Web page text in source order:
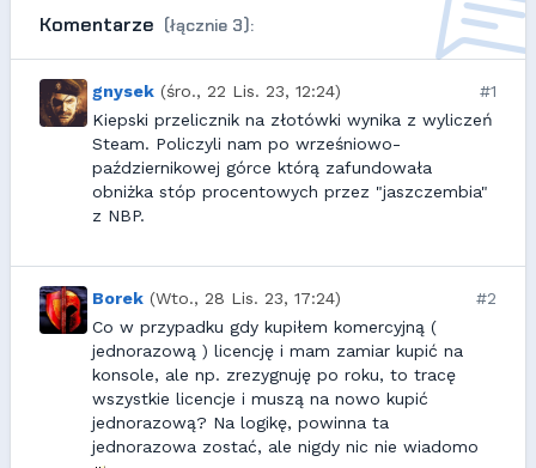
Komentarze (łącznie 3):
gnysek (śro., 22 Lis. 23, 12:24)
#1
Kiepski przelicznik na złotówki wynika z wyliczeń
Steam. Policzyli nam po wrześniowo-
październikowej górce którą zafundowała
obniżka stóp procentowych przez "jaszczembia"
z NBP.
Borek (Wto., 28 Lis. 23, 17:24)
#2
Co w przypadku gdy kupiłem komercyjną (
jednorazową ) licencję i mam zamiar kupić na
konsole, ale np. zrezygnuję po roku, to tracę
wszystkie licencje i muszą na nowo kupić
jednorazową? Na logikę, powinna ta
jednorazowa zostać, ale nigdy nic nie wiadomo